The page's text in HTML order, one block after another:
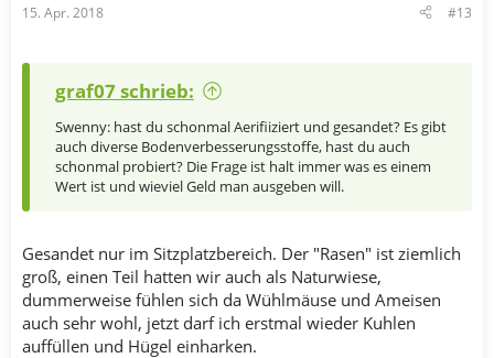
15. Apr. 2018 #13
graf07 schrieb:
Swenny: hast du schonmal Aerifiiziert und gesandet? Es gibt
auch diverse Bodenverbesserungsstoffe, hast du auch
schonmal probiert? Die Frage ist halt immer was es einem
Wert ist und wieviel Geld man ausgeben will.
Gesandet nur im Sitzplatzbereich. Der "Rasen" ist ziemlich
groß, einen Teil hatten wir auch als Naturwiese,
dummerweise fühlen sich da Wühlmäuse und Ameisen
auch sehr wohl, jetzt darf ich erstmal wieder Kuhlen
auffüllen und Hügel einharken.